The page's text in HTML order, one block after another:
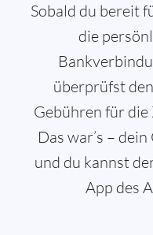
Sobald du bereit
die
überprüfst
Gebühren für die
Das war’s –
und du kannst
App des